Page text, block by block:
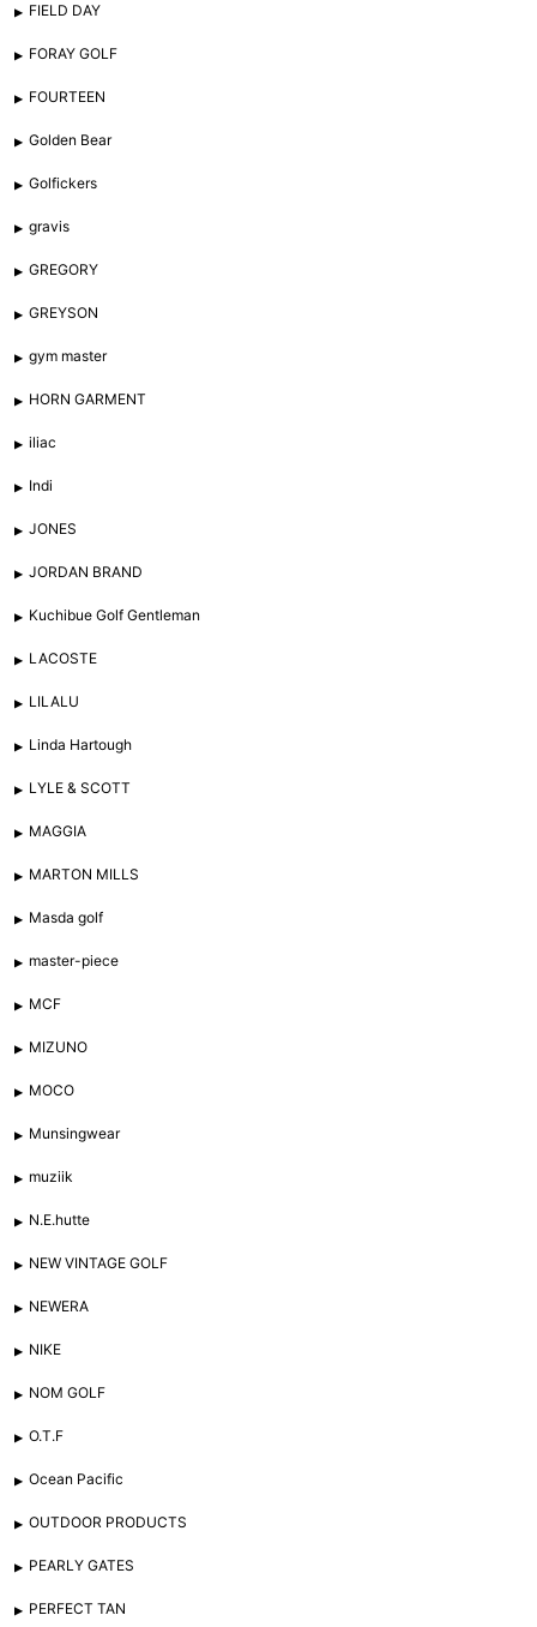
FIELD DAY
FORAY GOLF
FOURTEEN
Golden Bear
Golfickers
gravis
GREGORY
GREYSON
gym master
HORN GARMENT
iliac
Indi
JONES
JORDAN BRAND
Kuchibue Golf Gentleman
LACOSTE
LILALU
Linda Hartough
LYLE & SCOTT
MAGGIA
MARTON MILLS
Masda golf
master-piece
MCF
MIZUNO
MOCO
Munsingwear
muziik
N.E.hutte
NEW VINTAGE GOLF
NEWERA
NIKE
NOM GOLF
O.T.F
Ocean Pacific
OUTDOOR PRODUCTS
PEARLY GATES
PERFECT TAN